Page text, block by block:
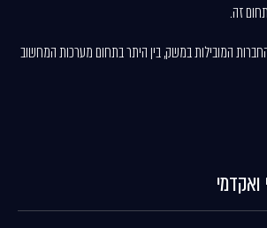
זה.
המובילות במשק, בין היתר בתחום מערכות המחשוב